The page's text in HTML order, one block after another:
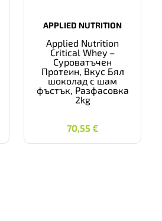
APPLIED NUTRITION
Applied Nutrition
Critical Whey –
Суроватъчен
Протеин, Вкус Бял
шоколад с шам
фъстък, Разфасовка
2kg
70,55€
70,55 €